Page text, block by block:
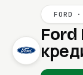
FORD
Ford